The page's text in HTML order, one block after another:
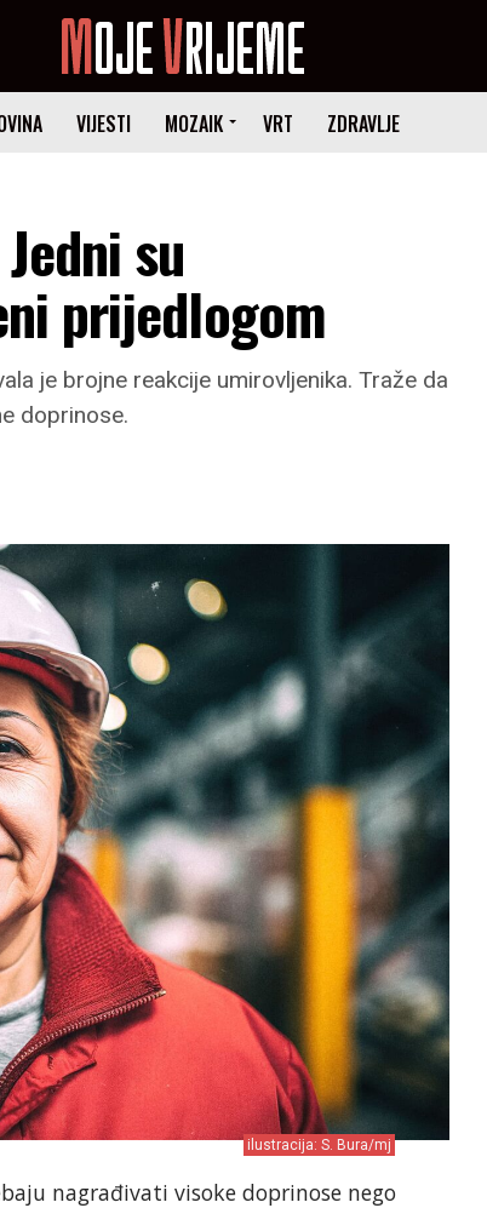
VIJESTI MOZAIK VRT ZDRAVLJE
su
prijedlogom
je brojne reakcije umirovljenika. Traže da
doprinose.
ilustracija: S. Bura/mj
nagrađivati visoke doprinose nego